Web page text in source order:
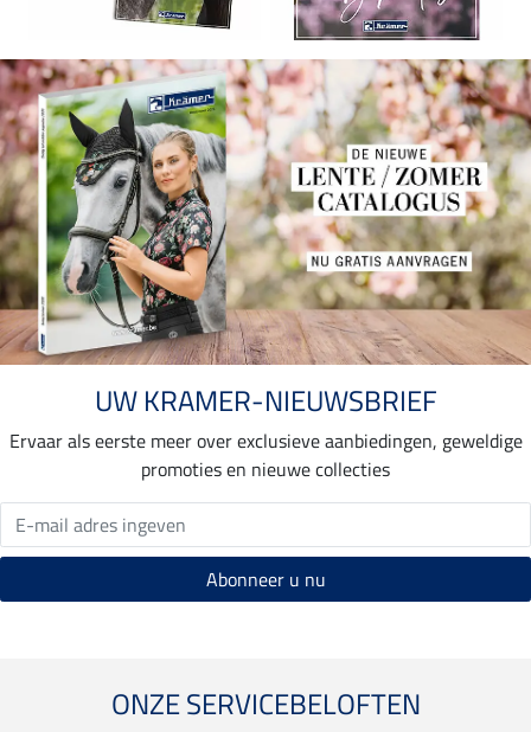
UW KRAMER-NIEUWSBRIEF
Ervaar als eerste meer over exclusieve aanbiedingen, geweldige
promoties en nieuwe collecties
ONZE SERVICEBELOFTEN